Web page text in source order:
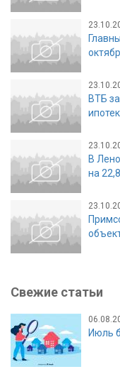
ВТБ
В
на
Свежие статьи
Июль